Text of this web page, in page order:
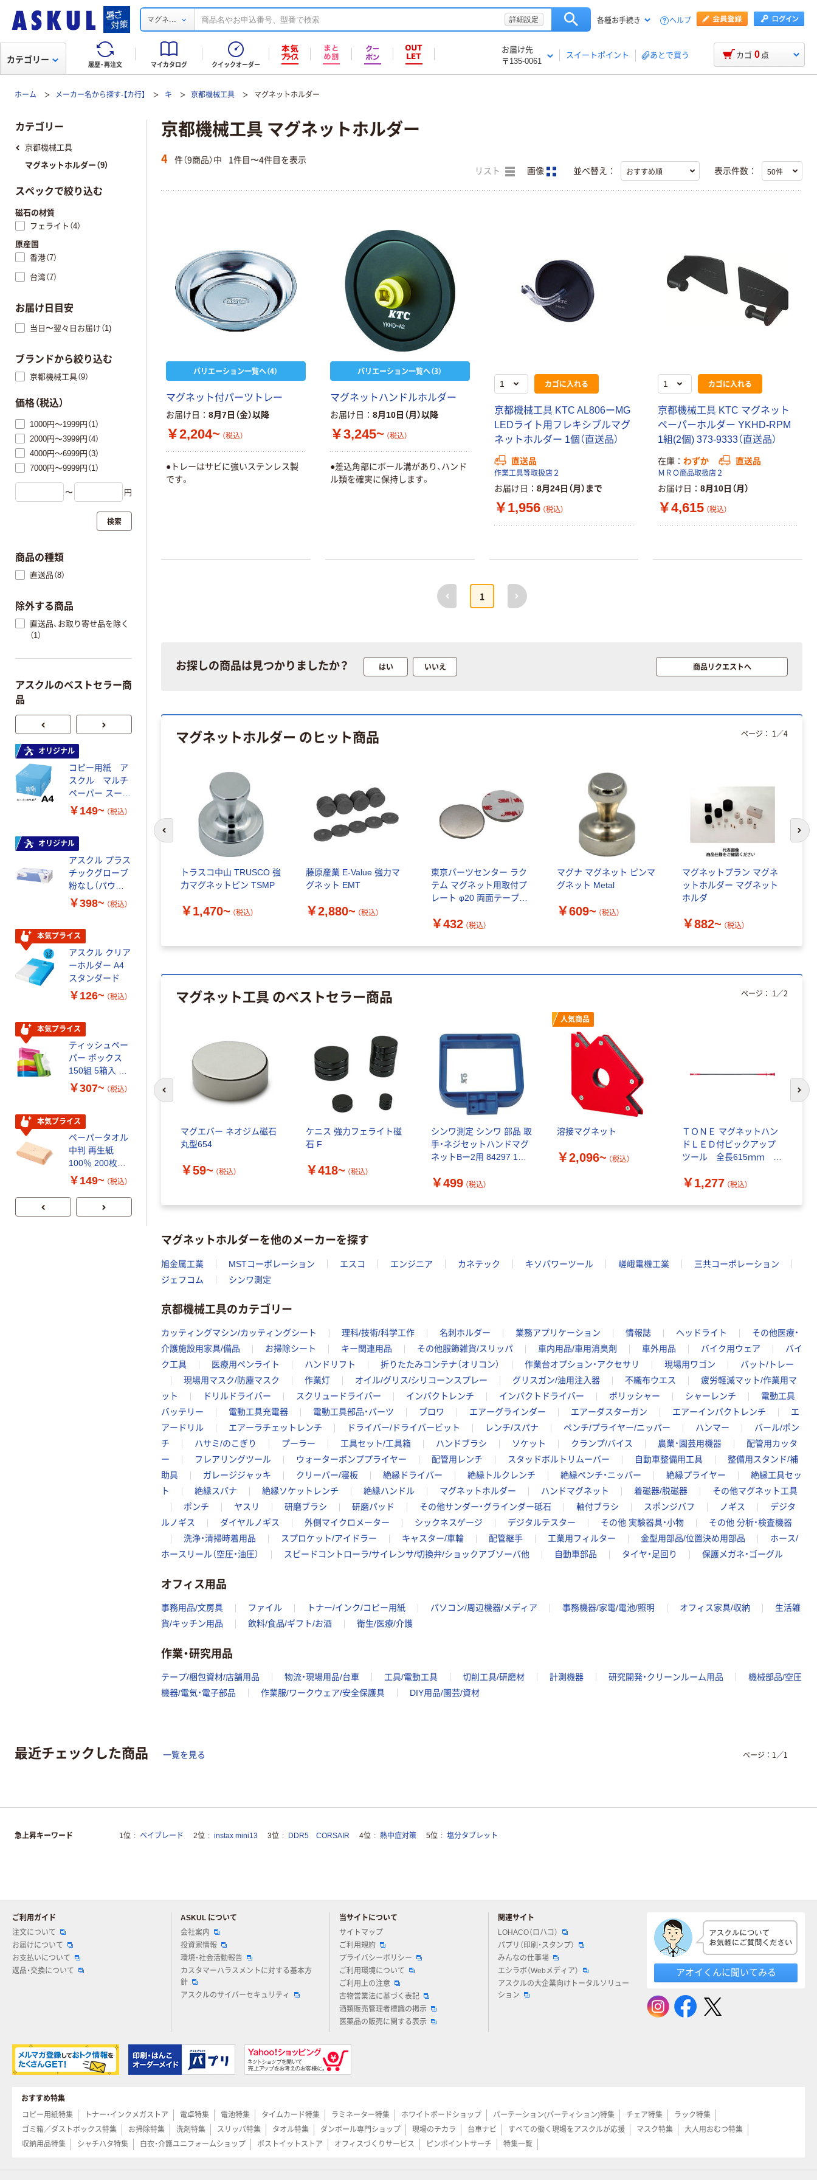
マグネ... 詳細設定 各種お手続き ヘルプ
履歴・再注文 マイカタログ クイックオーダー
お届け先
〒135-0061
スイートポイント あとで買う
カテゴリー カゴ 0 点
ホーム メーカー名から探す-【カ行】 キ 京都機械工具 マグネットホルダー
京都機械工具 マグネットホルダー
4 件（9商品）中 1件目〜4件目を表示
リスト 画像 並べ替え： 表示件数：
バリエーション一覧へ（4）
マグネット付パーツトレー
お届け日 8月7日（金）以降
￥2,204~ （税込）
●トレーはサビに強いステンレス製
です。
バリエーション一覧へ（3）
マグネットハンドルホルダー
お届け日 8月10日（月）以降
￥3,245~ （税込）
●差込角部にボール溝があり、ハンド
ル類を確実に保持します。
カゴに入れる
京都機械工具 KTC AL806ーMG
LEDライト用フレキシブルマグ
ネットホルダー 1個（直送品）
直送品
作業工具等取扱店２
お届け日 8月24日（月）まで
￥1,956 （税込）
カゴに入れる
京都機械工具 KTC マグネット
ペーパーホルダー YKHD-RPM
1組(2個) 373-9333（直送品）
在庫 わずか 直送品
ＭＲＯ商品取扱店２
お届け日 8月10日（月）
￥4,615 （税込）
前へ
1
次へ
お探しの商品は見つかりましたか？ はい いいえ 商品リクエストへ
マグネットホルダー のヒット商品
トラスコ中山 TRUSCO 強
力マグネットピン TSMP
￥1,470~ （税込）
藤原産業 E-Value 強力マ
グネット EMT
￥2,880~ （税込）
東京パーツセンター ラク
テム マグネット用取付プ
レート φ20 両面テープ付
9783（直送品）
￥432 （税込）
マグナ マグネット ピンマ
グネット Metal
￥609~ （税込）
マグネットプラン マグネ
ットホルダー マグネット
ホルダ
￥882~ （税込）
ページ： 1 ／4
前のスライドへ 次
マグネット工具 のベストセラー商品
ルニ
円形
シンワ測定 シンワ マグネ
ットT型
￥3,058~
マグエバー ネオジム磁石
丸型654
￥59~ （税込）
ケニス 強力フェライト磁
石 F
￥418~ （税込）
シンワ測定 シンワ 部品 取
手・ネジセットハンドマグ
ネットBー2用 84297 1組
￥499 （税込）
人気商品
溶接マグネット
￥2,096~ （税込）
ＴＯＮＥ マグネットハン
ドＬＥＤ付ピックアップ
ツール 全長615ｍｍ マ
1本
￥1,277 （税込）
ページ： 1 ／2
前のスライドへ 次
マグネットホルダーを他のメーカーを探す
旭金属工業 MSTコーポレーション エスコ エンジニア カネテック キソパワーツール 嵯峨電機工業
三共コーポレーション
ジェフコム
シンワ測定
京都機械工具のカテゴリー
カッティングマシン/カッティングシート 理科/技術/科学工作 名刺ホルダー 業務アプリケーション 情報誌 ヘッドライト
その他医療・
介護施設用家具/備品
お掃除シート キー関連用品 その他服飾雑貨/スリッパ 車内用品/車用消臭剤 車外用品 バイク用ウェア
バイ
ク工具
医療用ペンライト ハンドリフト 折りたたみコンテナ（オリコン） 作業台オプション・アクセサリ 現場用ワゴン
バット/トレー
現場用マスク/防塵マスク
作業灯 オイル/グリス/シリコーンスプレー グリスガン/油用注入器 不織布ウエス
疲労軽減マット/作業用マ
ット
ドリルドライバー スクリュードライバー インパクトレンチ インパクトドライバー ポリッシャー シャーレンチ
電動工具
バッテリー
電動工具充電器 電動工具部品・パーツ ブロワ エアーグラインダー エアーダスターガン エアーインパクトレンチ
エ
アードリル
エアーラチェットレンチ ドライバー/ドライバービット レンチ/スパナ ペンチ/プライヤー/ニッパー ハンマー
バール/ポン
チ
ハサミ/のこぎり プーラー 工具セット/工具箱 ハンドブラシ ソケット クランプ/バイス 農業・園芸用機器
配管用カッタ
ー
フレアリングツール ウォーターポンププライヤー 配管用レンチ スタッドボルトリムーバー 自動車整備用工具
整備用スタンド/補
助具
ガレージジャッキ クリーパー/寝板 絶縁ドライバー 絶縁トルクレンチ 絶縁ペンチ・ニッパー 絶縁プライヤー
絶縁工具セッ
ト
絶縁スパナ 絶縁ソケットレンチ 絶縁ハンドル マグネットホルダー ハンドマグネット 着磁器/脱磁器
その他マグネット工具
ポンチ
ヤスリ 研磨ブラシ 研磨パッド その他サンダー・グラインダー砥石 軸付ブラシ スポンジバフ ノギス
デジタ
ルノギス
ダイヤルノギス 外側マイクロメーター シックネスゲージ デジタルテスター その他 実験器具・小物
その他 分析・検査機器
洗浄・清掃時着用品
スプロケット/アイドラー キャスター/車輪 配管継手 工業用フィルター 金型用部品/位置決め用部品
ホース/
ホースリール（空圧・油圧）
スピードコントローラ/サイレンサ/切換弁/ショックアブソーバ他 自動車部品 タイヤ・足回り 保護メガネ・ゴーグル
オフィス用品
事務用品/文房具 ファイル トナー/インク/コピー用紙 パソコン/周辺機器/メディア 事務機器/家電/電池/照明 オフィス家具/収納
生活雑
貨/キッチン用品
飲料/食品/ギフト/お酒 衛生/医療/介護
作業・研究用品
テープ/梱包資材/店舗用品 物流・現場用品/台車 工具/電動工具 切削工具/研磨材 計測機器 研究開発・クリーンルーム用品
機械部品/空圧
機器/電気・電子部品
作業服/ワークウェア/安全保護具 DIY用品/園芸/資材
カテゴリー
京都機械工具
マグネットホルダー（9）
スペックで絞り込む
磁石の材質
フェライト（4）
原産国
香港（7）
台湾（7）
お届け日目安
当日〜翌々日お届け（1)
ブランドから絞り込む
京都機械工具（9）
価格（税込）
1000円～1999円（1）
2000円～3999円（4）
4000円～6999円（3）
7000円～9999円（1）
〜 円
検索
商品の種類
直送品（8）
除外する商品
直送品、お取り寄せ品を除く
（1）
アスクルのベストセラー商
品
オリジナル
コピー用紙 ア
スクル マルチ
ペーパー スーパ
ーホワイト+
￥149~ （税込）
オリジナル
アスクル プラス
チックグローブ
粉なし（パウダ
ーフリー）
￥398~ （税込）
本気プライス
アスクル クリア
ーホルダー A4
スタンダード
￥126~ （税込）
本気プライス
ティッシュペー
パー ボックス
150組 5箱入 ア
スクル スマート
証
￥307~ （税込）
本気プライス
ペーパータオル
中判 再生紙
100％ 200枚
FSC認証 シング
企画 オリジナル
￥149~ （税込）
ルチペーパー
スーパーエコノ
ミー+
￥149~ （税込）
本気プライス
トイレットペー
パー ダブル60
ｍ 再生紙
リサイクル100
いマスク
￥458~ （税込）
トイレットペー
120ｍ 再生紙
100% 6ロール
リサイクル100
（税込）
アスクル プラ
スチックグロー
し（パウダーフ
定モデル) 蛍光
ペン ゼブラ
￥52~ （税込）
本気プライス
ラルミネラルウ
ォーター 500ml
付き／2Lラベル
（税込）
オリジナル
G バルクタイプ
￥140~
サントリー 天然
水 ミネラルウォ
ーター ペットボ
トル
￥686~ （税込）
本気プライス
ップ
ト ニトリルグ
ローブ ホワイ
ト 粉なし（パ
ウダーフリー）
￥698~ （税込）
小判・シングル
再生紙 200枚
FSC認証紙 アス
￥143~ （税込）
モカ 200組 5個
【アスクル限定】
ファーストレイ
ト ニトリルグ
ローブ ブル
ー 粉なし（パ
ウダーフリー）
￥698~ （税込）
アスクル 検査用
ディスポパンツ
レのおそうじシ
ート 大王製紙
共同企画 トイ
レクリーナー
トイレシート
オリジナル
￥330~
本気プライス
【ガムテープ】ア
スクル 現場のチ
カラ 厚さ
プ
ーホワイト+
￥149~
オリジナル
アスクル プラス
チックグローブ
粉なし（パウダ
スタンダード
￥126~ （税込）
150組 5箱入 ア
ペーパータオル
中判 再生紙
100％ 200枚
ル 大王製紙共同
￥149~
最近チェックした商品 一覧を見る ページ： 1 ／1
急上昇キーワード 1位 ベイブレード 2位 instax mini13 3位 DDR5 CORSAIR 4位 熱中症対策 5位 塩分タブレット
ご利用ガイド
注文について
お届けについて
お支払いについて
返品・交換について
ASKUL について
会社案内
投資家情報
環境・社会活動報告
カスタマーハラスメントに対する基本方
針
アスクルのサイバーセキュリティ
当サイトについて
サイトマップ
ご利用規約
プライバシーポリシー
ご利用環境について
ご利用上の注意
古物営業法に基づく表記
酒類販売管理者標識の掲示
医薬品の販売に関する表示
関連サイト
LOHACO（ロハコ）
パプリ（印刷・スタンプ）
みんなの仕事場
エシラボ（Webメディア）
アスクルの大企業向けトータルソリュー
ション
アオイくんに聞いてみる
おすすめ特集
コピー用紙特集
トナー・インクメガストア 電卓特集 電池特集 タイムカード特集 ラミネーター特集 ホワイトボードショップ パーテーション(パーティション)特集 チェア特集
ラック特集
ゴミ箱／ダストボックス特集
お掃除特集 洗剤特集 スリッパ特集 タオル特集 ダンボール専門ショップ 現場のチカラ 台車ナビ すべての働く現場をアスクルが応援 マスク特集
大人用おむつ特集
収納用品特集
シャチハタ特集 白衣・介護ユニフォームショップ ポストイットストア オフィスづくりサービス ピンポイントサーチ 特集一覧